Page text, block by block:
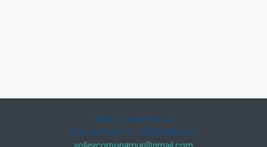
Volley Corpo Namur
Rue du Piroy 15 - 5020 Malonne